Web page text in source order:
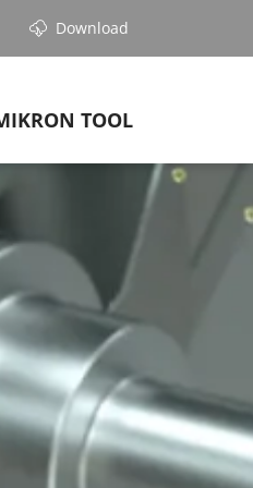
Download
TOOL